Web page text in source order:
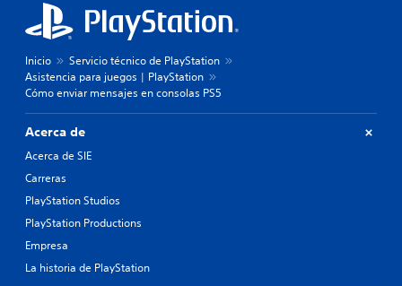
Inicio
Servicio técnico de PlayStation
Asistencia para juegos | PlayStation
Cómo enviar mensajes en consolas PS5
Acerca de
Acerca de SIE
Carreras
PlayStation Studios
PlayStation Productions
Empresa
La historia de PlayStation